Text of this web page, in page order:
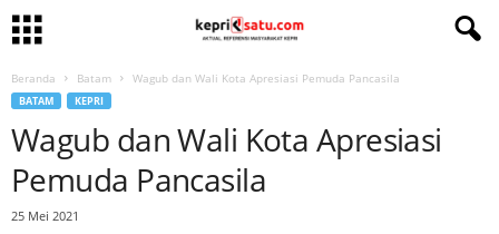
Beranda Batam Wagub dan Wali Kota Apresiasi Pemuda Pancasila
BATAM KEPRI
Wagub dan Wali Kota Apresiasi
Pemuda Pancasila
25 Mei 2021